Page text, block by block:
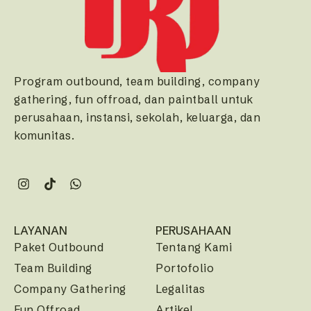
Program outbound, team building, company
gathering, fun offroad, dan paintball untuk
perusahaan, instansi, sekolah, keluarga, dan
komunitas.
LAYANAN
Paket Outbound
Team Building
Company Gathering
PERUSAHAAN
Tentang Kami
Portofolio
Legalitas